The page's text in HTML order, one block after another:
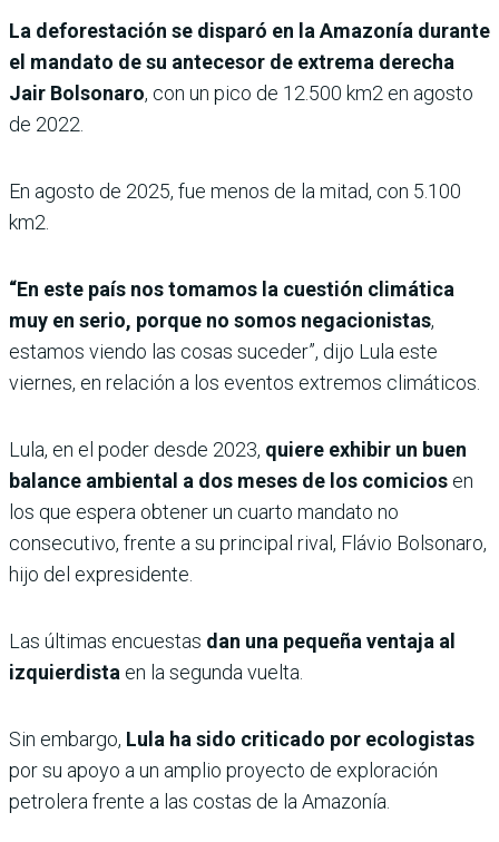
La deforestación se disparó en la Amazonía durante
el mandato de su antecesor de extrema derecha
Jair Bolsonaro, con un pico de 12.500 km2 en agosto
de 2022.
En agosto de 2025, fue menos de la mitad, con 5.100
km2.
“En este país nos tomamos la cuestión climática
muy en serio, porque no somos negacionistas,
estamos viendo las cosas suceder”, dijo Lula este
viernes, en relación a los eventos extremos climáticos.
Lula, en el poder desde 2023, quiere exhibir un buen
balance ambiental a dos meses de los comicios en
los que espera obtener un cuarto mandato no
consecutivo, frente a su principal rival, Flávio Bolsonaro,
hijo del expresidente.
Las últimas encuestas dan una pequeña ventaja al
izquierdista en la segunda vuelta.
Sin embargo, Lula ha sido criticado por ecologistas
por su apoyo a un amplio proyecto de exploración
petrolera frente a las costas de la Amazonía.